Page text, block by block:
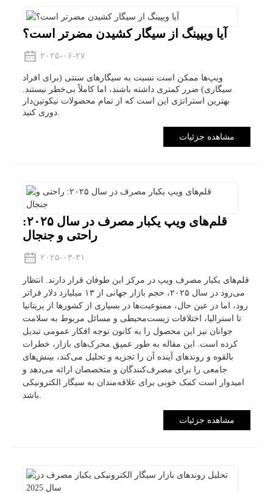
آیا ویپینگ از سیگار کشیدن مضرتر است؟
۲۰۲۵-۰۶-۲۷
ویپ‌ها ممکن است نسبت به سیگارهای سنتی (برای افراد
سیگاری) ضرر کمتری داشته باشند، اما کاملاً بی‌خطر نیستند.
بهترین استراتژی این است که از تمام محصولات نیکوتین‌دار
دوری کنید.
مشاهده جزئیات
قلم‌های ویپ یکبار مصرف در سال ۲۰۲۵:
راحتی و جنجال
۲۰۲۵-۰۳-۳۱
قلم‌های یکبار مصرف ویپ در مرکز این طوفان قرار دارند. انتظار
می‌رود در سال ۲۰۲۵، حجم بازار جهانی از ۱۳ میلیارد دلار فراتر
رود، اما در عین حال، ممنوعیت‌ها در بسیاری از کشورها از بریتانیا
تا استرالیا، اختلافات زیست‌محیطی و مسائل مربوط به سلامت
جوانان نیز این محصول را به کانون توجه افکار عمومی تبدیل
کرده است. این مقاله به طور عمیق محرک‌های بازار، خطرات
بالقوه و روندهای آینده آن را تجزیه و تحلیل می‌کند، بینش‌های
جامعی را برای مصرف‌کنندگان و متخصصان ارائه می‌دهد و
امیدوار است کمک خوبی برای علاقه‌مندان به سیگار الکترونیکی
باشد.
مشاهده جزئیات